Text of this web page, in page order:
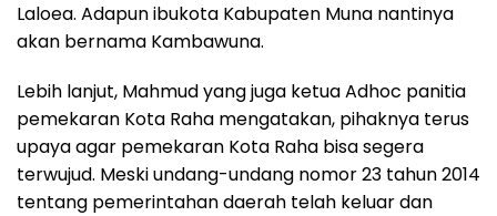
Laloea. Adapun ibukota Kabupaten Muna nantinya
akan bernama Kambawuna.
Lebih lanjut, Mahmud yang juga ketua Adhoc panitia
pemekaran Kota Raha mengatakan, pihaknya terus
upaya agar pemekaran Kota Raha bisa segera
terwujud. Meski undang-undang nomor 23 tahun 2014
tentang pemerintahan daerah telah keluar dan